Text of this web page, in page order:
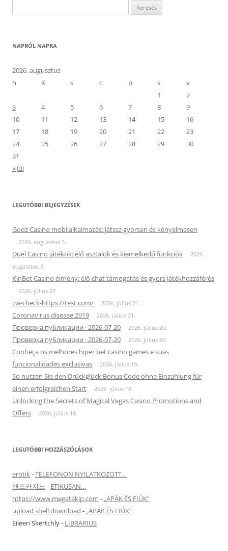
NAPRÓL NAPRA
2026. augusztus
h
K s c p s
v
1
2
3
4 5 6 7 8
9
10
11 12 13 14 15
16
17
18 19 20 21 22
23
24
25 26 27 28 29
30
31
« júl
LEGUTÓBBI BEJEGYZÉSEK
Godz Casino mobilalkalmazás: játssz gyorsan és kényelmesen
2026. augusztus 3.
Duel Casino játékok: élő asztalok és kiemelkedő funkciók
2026.
augusztus 3.
KinBet Casino élmény: élő chat támogatás és gyors játékhozzáférés
2026. július 27.
cw-check-https://test.com/ 2026. július 21.
Coronavirus disease 2019 2026. július 21.
Проверка публикации · 2026-07-20 2026. július 20.
Проверка публикации · 2026-07-20 2026. július 20.
Conheça os melhores hiper bet casino games e suas
funcionalidades exclusivas
2026. július 19.
So nutzen Sie den Drückglück Bonus Code ohne Einzahlung für
einen erfolgreichen Start
2026. július 18.
Unlocking the Secrets of Magical Vegas Casino Promotions and
Offers
2026. július 18.
LEGUTÓBBI HOZZÁSZÓLÁSOK
erotik-TELEFONON NYILATKOZOTT…
샌즈카지노 - ETIKUSAN…
https://www.megatakip.com - „APÁK ÉS FIÚK”
upload shell download - „APÁK ÉS FIÚK”
Eileen Skertchly- LIBRARIUS